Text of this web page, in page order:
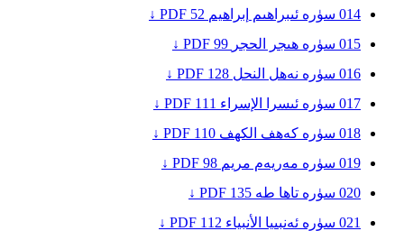
014 سۈرە ئىبراھىم إبراهيم 52
PDF ↓
015 سۈرە ھىجر الحجر 99
PDF ↓
016 سۈرە نەھل النحل 128
PDF ↓
017 سۈرە ئىسرا الإسراء 111
PDF ↓
018 سۈرە كەھف الكهف 110
PDF ↓
019 سۈرە مەريەم مريم 98
PDF ↓
020 سۈرە تاھا طه 135
PDF ↓
021 سۈرە ئەنبىيا الأنبياء 112
PDF ↓